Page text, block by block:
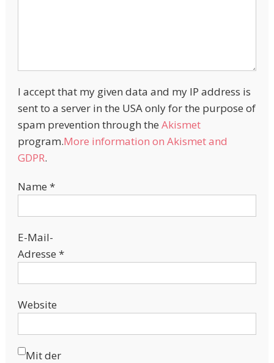
I accept that my given data and my IP address is
sent to a server in the USA only for the purpose of
spam prevention through the Akismet
program.More information on Akismet and
GDPR.
Name *
E-Mail-
Adresse *
Website
Mit der